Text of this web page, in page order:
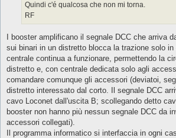
Quindi c'é qualcosa che non mi torna.
RF
I booster amplificano il segnale DCC che arriva
sui binari in un distretto blocca la trazione solo
centrale continua a funzionare, permettendo la
distretto e, con centrale dedicata solo agli
comandare comunque gli accessori (deviatoi,
distretto interessato dal corto. Il segnale DCC
cavo Loconet dall'uscita B; scollegando detto
booster non hanno più nessun segnale DCC da
accessori collegati).
Il programma informatico si interfaccia in ogni